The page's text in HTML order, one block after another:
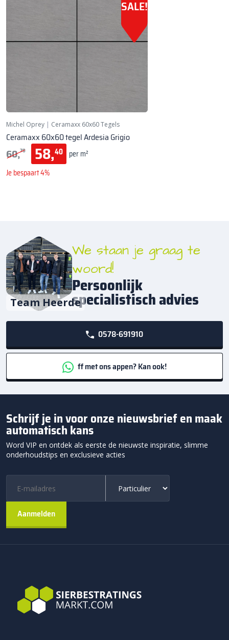
SALE!
Michel Oprey | Ceramaxx 60x60 Tegels
Ceramaxx 60x60 tegel Ardesia Grigio
60,70 58,40 per m²
Je bespaart 4%
Team Heerde
We staan je graag te
woord!
Persoonlijk
specialistisch advies
0578-691910
ff met ons appen? Kan ook!
Schrijf je in voor onze nieuwsbrief en maak
automatisch kans
Word VIP en ontdek als eerste de nieuwste inspiratie, slimme
onderhoudstips en exclusieve acties